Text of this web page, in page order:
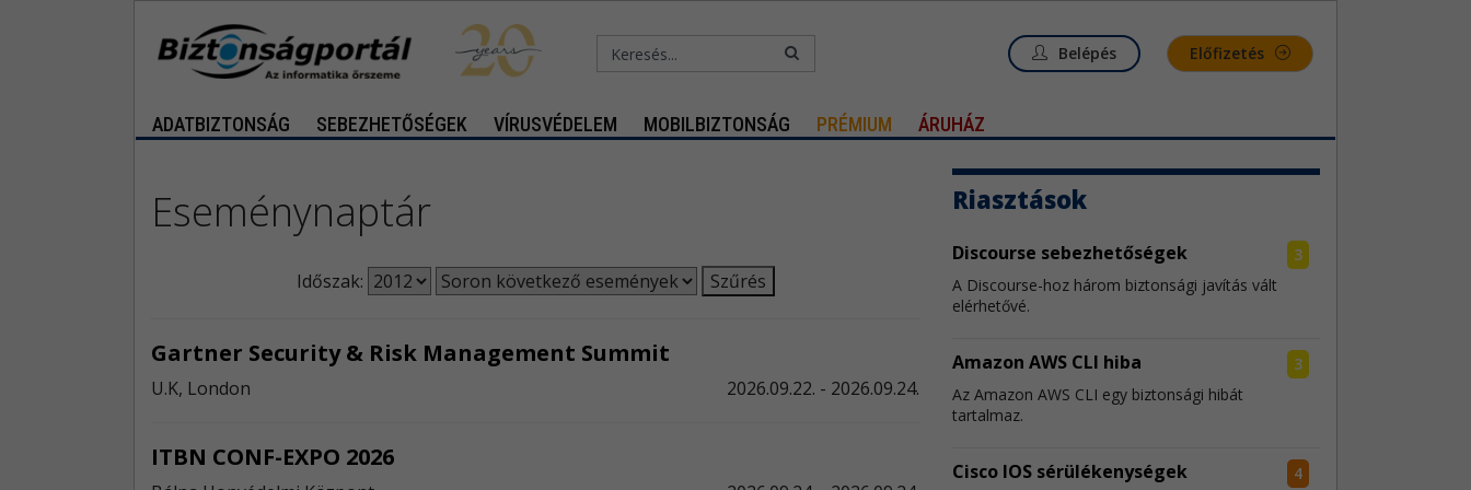
Belépés Előfizetés
ADATBIZTONSÁG SEBEZHETŐSÉGEK VÍRUSVÉDELEM MOBILBIZTONSÁG PRÉMIUM ÁRUHÁZ
Eseménynaptár
Időszak:
Gartner Security & Risk Management Summit
U.K, London 2026.09.22. - 2026.09.24.
ITBN CONF-EXPO 2026
Riasztások
3
Discourse sebezhetőségek
A Discourse-hoz három biztonsági javítás vált
elérhetővé.
3
Amazon AWS CLI hiba
Az Amazon AWS CLI egy biztonsági hibát
tartalmaz.
4
Cisco IOS sérülékenységek